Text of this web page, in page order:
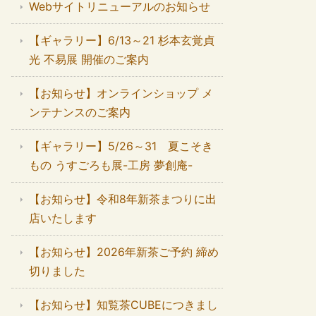
Webサイトリニューアルのお知らせ
【ギャラリー】6/13～21 杉本玄覚貞
光 不易展 開催のご案内
【お知らせ】オンラインショップ メ
ンテナンスのご案内
【ギャラリー】5/26～31 夏こそき
もの うすごろも展-工房 夢創庵-
【お知らせ】令和8年新茶まつりに出
店いたします
【お知らせ】2026年新茶ご予約 締め
切りました
【お知らせ】知覧茶CUBEにつきまし